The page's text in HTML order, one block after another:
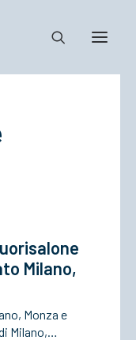
Milano,
Monza e
Milano,…